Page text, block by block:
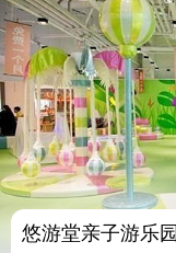
悠游堂亲子游乐园
